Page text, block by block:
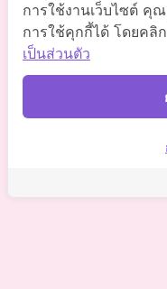
Somchaiclinic คลินิก
Somchaiclinic
2021 Somchai Clinic.
การใช้งานเว็บไซต์ คุ
การใช้คุกกี้ได้ โดยคลิ
เป็นส่วนตัว